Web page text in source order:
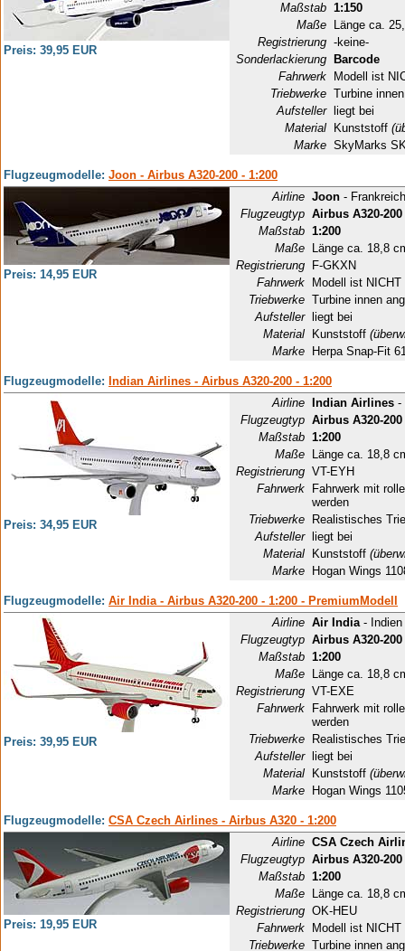
Preis: 39,95 EUR
Maßstab 1:150
Maße
Länge ca.
Registrierung -keine-
Sonderlackierung
Barcode
Fahrwerk
Modell ist
Triebwerke Turbine
Aufsteller
liegt bei
Material
Kunststoff
Marke SkyMarks
Flugzeugmodelle: Joon - Airbus A320-200 - 1:200
Preis: 14,95 EUR
Airline Joon - Frankreich
Flugzeugtyp Airbus A320-200
Maßstab 1:200
Maße
Länge ca. 18,8
Registrierung
F-GKXN
Fahrwerk
Modell ist
Triebwerke Turbine innen
Aufsteller
liegt bei
Material
Kunststoff
Marke
Herpa Snap-Fit
Flugzeugmodelle: Indian Airlines - Airbus A320-200 - 1:200
Preis: 34,95 EUR
Airline Indian Airlines -
Flugzeugtyp Airbus A320-200
Maßstab 1:200
Maße
Länge ca. 18,8
Registrierung VT-EYH
Fahrwerk
Fahrwerk mit
werden
Triebwerke
Realistisches
Aufsteller
liegt bei
Material
Kunststoff
Marke
Hogan Wings
Flugzeugmodelle: Air India - Airbus A320-200 - 1:200 - PremiumModell
Preis: 39,95 EUR
Airline Air India- Indien
Flugzeugtyp Airbus A320-200
Maßstab 1:200
Maße
Länge ca. 18,8
Registrierung VT-EXE
Fahrwerk
Fahrwerk mit
werden
Triebwerke
Realistisches
Aufsteller
liegt bei
Material
Kunststoff
Marke
Hogan Wings
Flugzeugmodelle: CSA Czech Airlines - Airbus A320 - 1:200
Preis: 19,95 EUR
Airline CSA Czech
Flugzeugtyp Airbus A320-200
Maßstab 1:200
Maße
Länge ca. 18,8
Registrierung OK-HEU
Fahrwerk
Modell ist
Triebwerke Turbine innen